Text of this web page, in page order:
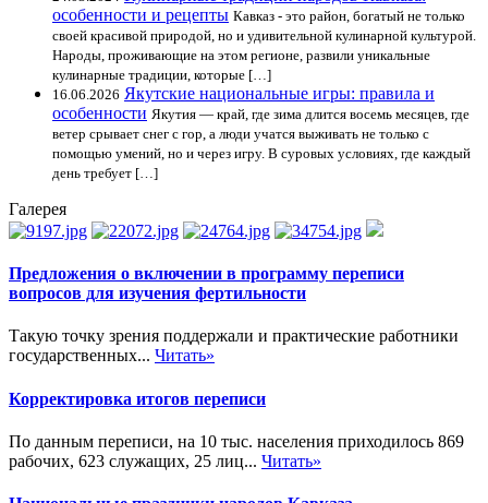
особенности и рецепты Кавказ - это район, богатый не только
своей красивой природой, но и удивительной кулинарной культурой.
Народы, проживающие на этом регионе, развили уникальные
кулинарные традиции, которые […]
16.06.2026 Якутские национальные игры: правила и
особенности Якутия — край, где зима длится восемь месяцев, где
ветер срывает снег с гор, а люди учатся выживать не только с
помощью умений, но и через игру. В суровых условиях, где каждый
день требует […]
Галерея
Предложения о включении в программу переписи
вопросов для изучения фертильности
Такую точку зрения поддержали и практические работники
государственных... Читать»
Корректировка итогов переписи
По данным переписи, на 10 тыс. населения приходилось 869
рабочих, 623 служащих, 25 лиц... Читать»